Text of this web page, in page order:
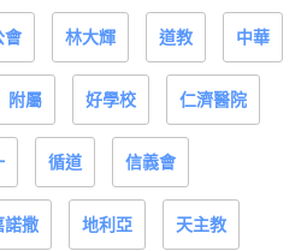
會 林大輝 道教 中華
附屬 好學校 仁濟醫院
循道 信義會
諾撒 地利亞 天主教